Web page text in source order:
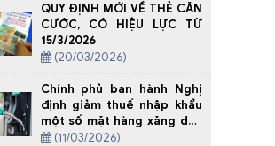
QUY ĐỊNH MỚI VỀ THẺ CĂN
CƯỚC, CÓ HIỆU LỰC TỪ
15/3/2026
(20/03/2026)
Chính phủ ban hành Nghị
định giảm thuế nhập khẩu
một số mặt hàng xăng dầu
về 0%
(11/03/2026)